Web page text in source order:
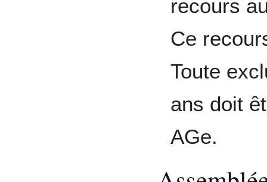
recours
Ce
Toute
ans doit
AGe.